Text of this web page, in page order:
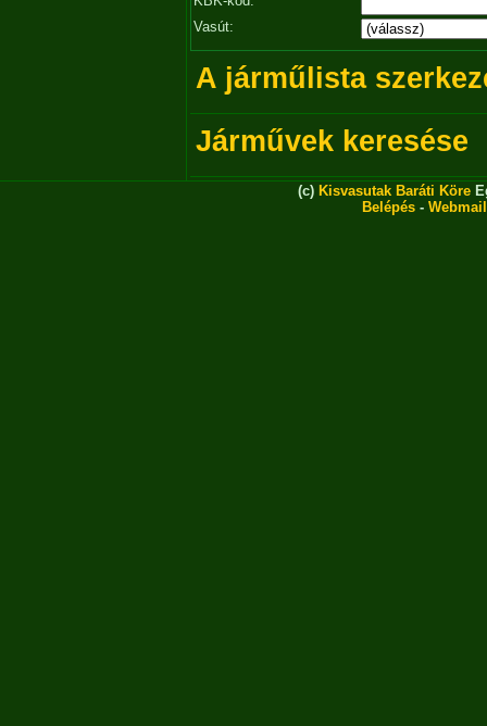
Vasút:
A járműlista
Járművek keresése
(c) Kisvasutak Baráti Köre
Belépés - Webmail